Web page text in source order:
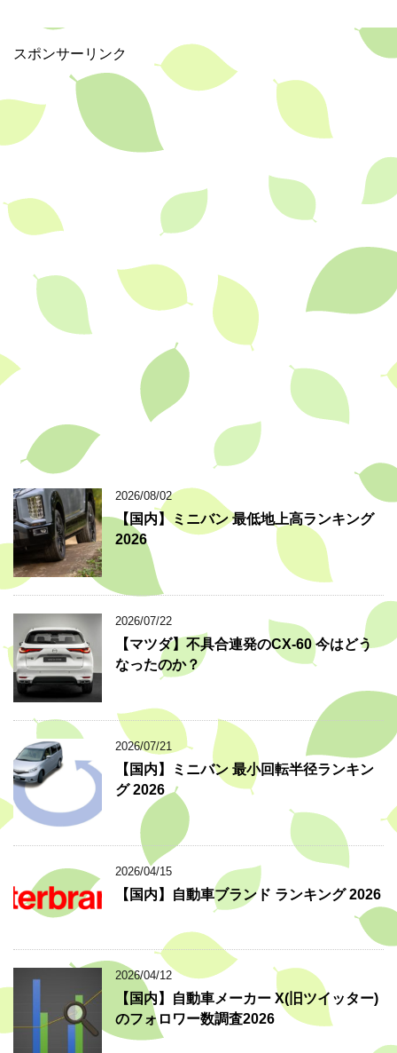
スポンサーリンク
2026/08/02
【国内】ミニバン 最低地上高ランキング
2026
2026/07/22
【マツダ】不具合連発のCX-60 今はどう
なったのか？
2026/07/21
【国内】ミニバン 最小回転半径ランキン
グ 2026
2026/04/15
【国内】自動車ブランド ランキング 2026
2026/04/12
【国内】自動車メーカー X(旧ツイッター)
のフォロワー数調査2026